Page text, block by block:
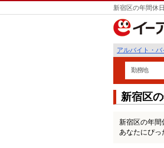
新宿区の年間休
アルバイト・
勤務地
新宿区
新宿区の年間
あなたにぴっ